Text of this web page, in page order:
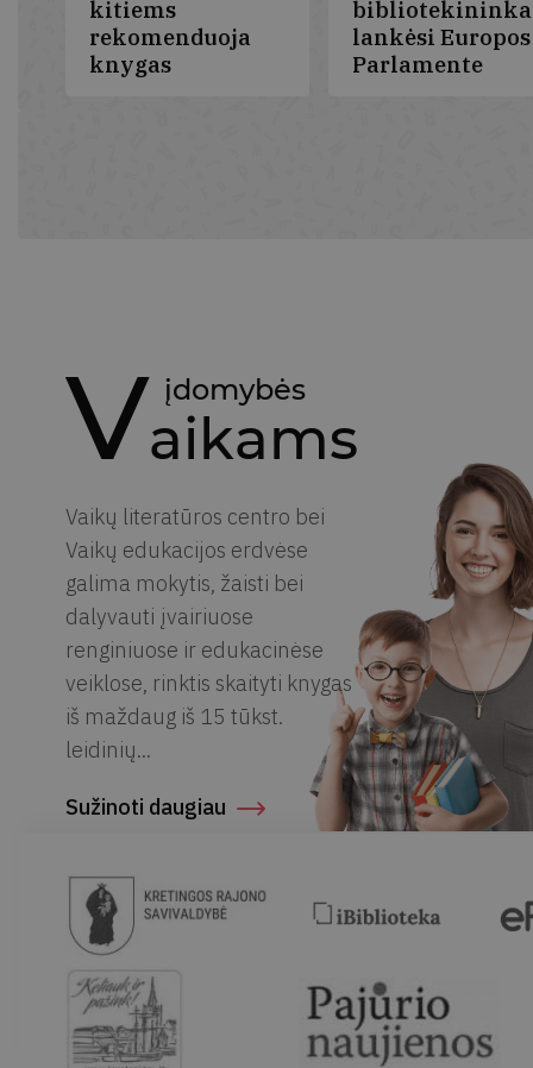
kitiems
rekomenduoja
knygas
lankėsi Europos
Parlamente
VAikams
įdomybės
Vaikų literatūros centro bei
Vaikų edukacijos erdvėse
galima mokytis, žaisti bei
dalyvauti įvairiuose
renginiuose ir edukacinėse
veiklose, rinktis skaityti knygas
iš maždaug iš 15 tūkst.
leidinių...
Sužinoti daugiau